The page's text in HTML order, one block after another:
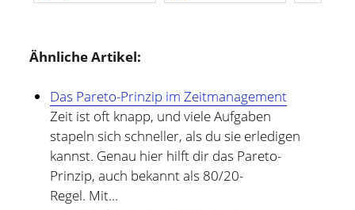
Ähnliche Artikel:
Das Pareto-Prinzip im Zeitmanagement
Zeit ist oft knapp, und viele Aufgaben
stapeln sich schneller, als du sie erledigen
kannst. Genau hier hilft dir das Pareto-
Prinzip, auch bekannt als 80/20-
Regel. Mit…